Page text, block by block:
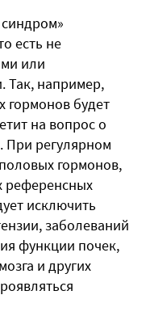
есть не
или
Так, например,
гормонов будет
на вопрос о
При регулярном
гормонов,
референсных
исключить
заболеваний
функции почек,
и других